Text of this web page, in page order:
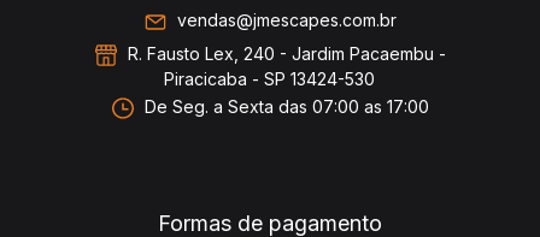
vendas@jmescapes.com.br
R. Fausto Lex, 240 - Jardim Pacaembu -
Piracicaba - SP 13424-530
De Seg. a Sexta das 07:00 as 17:00
Formas de pagamento